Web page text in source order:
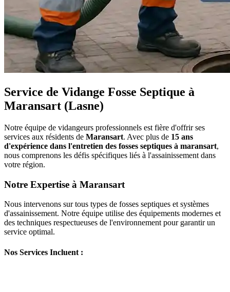
Service de Vidange Fosse Septique à
Maransart (Lasne)
Notre équipe de vidangeurs professionnels est fière d'offrir ses
services aux résidents de Maransart. Avec plus de 15 ans
d'expérience dans l'entretien des fosses septiques à maransart,
nous comprenons les défis spécifiques liés à l'assainissement dans
votre région.
Notre Expertise à Maransart
Nous intervenons sur tous types de fosses septiques et systèmes
d'assainissement. Notre équipe utilise des équipements modernes et
des techniques respectueuses de l'environnement pour garantir un
service optimal.
Nos Services Incluent :